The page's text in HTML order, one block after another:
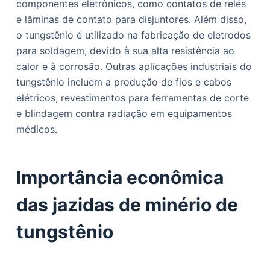
componentes eletrônicos, como contatos de relés
e lâminas de contato para disjuntores. Além disso,
o tungstênio é utilizado na fabricação de eletrodos
para soldagem, devido à sua alta resistência ao
calor e à corrosão. Outras aplicações industriais do
tungstênio incluem a produção de fios e cabos
elétricos, revestimentos para ferramentas de corte
e blindagem contra radiação em equipamentos
médicos.
Importância econômica
das jazidas de minério de
tungstênio